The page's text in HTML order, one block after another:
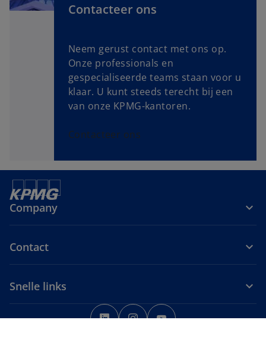
a
Contacteer ons
Neem gerust contact met ons op.
Onze professionals en
gespecialiseerde teams staan voor u
klaar. U kunt steeds terecht bij een
van onze KPMG-kantoren.
Contacteer ons
Company
Contact
Snelle links
o
o